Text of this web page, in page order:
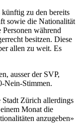
künftig zu den bereits
sowie die Nationalität
während
besitzen. Diese
allen zu weit. Es
ausser der SVP,
Nein-Stimmen.
Stadt Zürich allerdings
Monat die
anzugeben»